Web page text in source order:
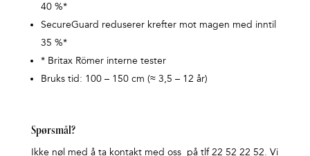
40 %*
SecureGuard reduserer krefter mot magen med inntil
35 %*
* Britax Römer interne tester
Bruks tid: 100 – 150 cm (≈ 3,5 – 12 år)
Spørsmål?
Ikke nøl med å ta kontakt med oss på tlf 22 52 22 52. Vi